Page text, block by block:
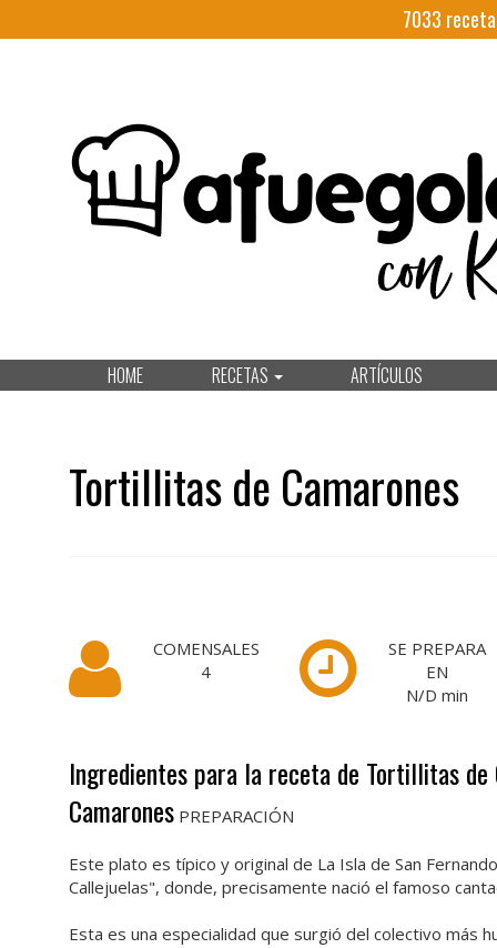
7033
HOME RECETAS ARTÍCULOS
Tortillitas de Camarones
COMENSALES
4
SE PREPARA
EN
N/D min
Ingredientes para la receta de Tortillitas de
Camarones PREPARACIÓN
Este plato es típico y original de La Isla de San
Callejuelas", donde, precisamente nació el famoso
Esta es una especialidad que surgió del colectivo más